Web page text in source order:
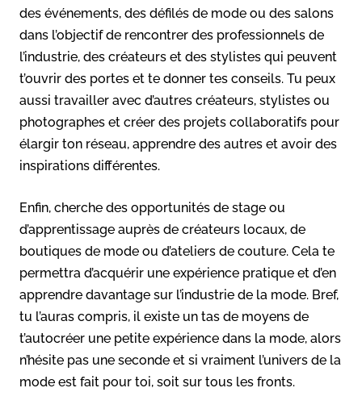
des événements, des défilés de mode ou des salons
dans l’objectif de rencontrer des professionnels de
l’industrie, des créateurs et des stylistes qui peuvent
t’ouvrir des portes et te donner tes conseils. Tu peux
aussi travailler avec d’autres créateurs, stylistes ou
photographes et créer des projets collaboratifs pour
élargir ton réseau, apprendre des autres et avoir des
inspirations différentes.
Enfin, cherche des opportunités de stage ou
d’apprentissage auprès de créateurs locaux, de
boutiques de mode ou d’ateliers de couture. Cela te
permettra d’acquérir une expérience pratique et d’en
apprendre davantage sur l’industrie de la mode. Bref,
tu l’auras compris, il existe un tas de moyens de
t’autocréer une petite expérience dans la mode, alors
n’hésite pas une seconde et si vraiment l’univers de la
mode est fait pour toi, soit sur tous les fronts.